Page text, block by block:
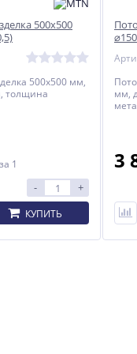
Гриль-Мангал ROLAND Sr
500x500
500x500 мм,
толщина
за 1
- +
КУПИТЬ
мм,
3